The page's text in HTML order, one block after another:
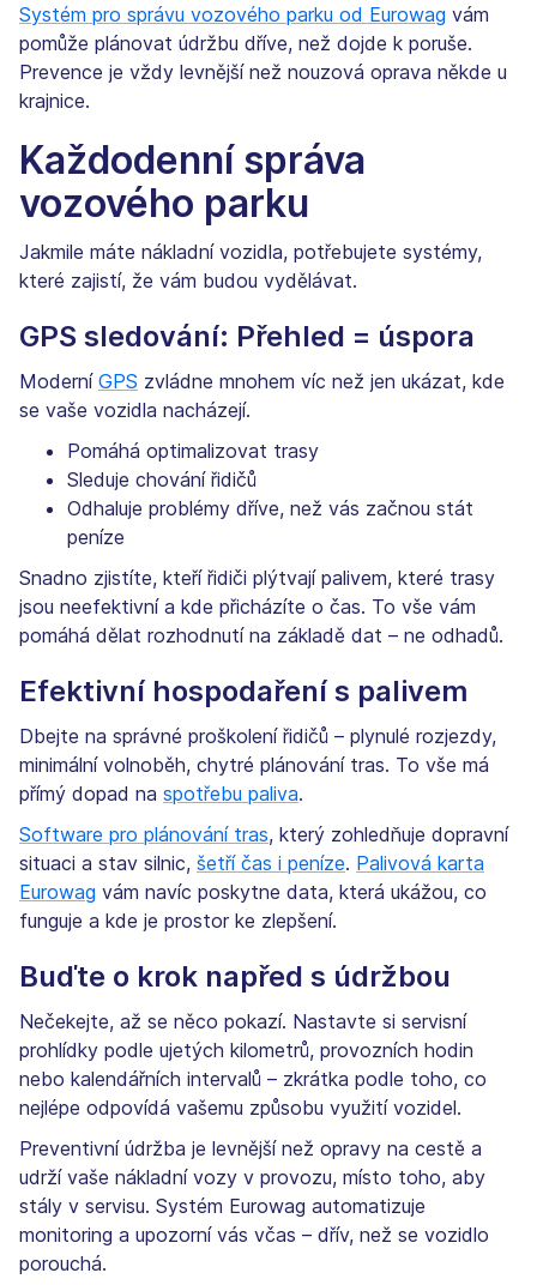
Systém pro správu vozového parku od Eurowag vám
pomůže plánovat údržbu dříve, než dojde k poruše.
Prevence je vždy levnější než nouzová oprava někde u
krajnice.
Každodenní správa
vozového parku
Jakmile máte nákladní vozidla, potřebujete systémy,
které zajistí, že vám budou vydělávat.
GPS sledování: Přehled = úspora
Moderní GPS zvládne mnohem víc než jen ukázat, kde
se vaše vozidla nacházejí.
Pomáhá optimalizovat trasy
Sleduje chování řidičů
Odhaluje problémy dříve, než vás začnou stát
peníze
Snadno zjistíte, kteří řidiči plýtvají palivem, které trasy
jsou neefektivní a kde přicházíte o čas. To vše vám
pomáhá dělat rozhodnutí na základě dat – ne odhadů.
Efektivní hospodaření s palivem
Dbejte na správné proškolení řidičů – plynulé rozjezdy,
minimální volnoběh, chytré plánování tras. To vše má
přímý dopad na spotřebu paliva.
Software pro plánování tras, který zohledňuje dopravní
situaci a stav silnic, šetří čas i peníze. Palivová karta
Eurowag vám navíc poskytne data, která ukážou, co
funguje a kde je prostor ke zlepšení.
Buďte o krok napřed s údržbou
Nečekejte, až se něco pokazí. Nastavte si servisní
prohlídky podle ujetých kilometrů, provozních hodin
nebo kalendářních intervalů – zkrátka podle toho, co
nejlépe odpovídá vašemu způsobu využití vozidel.
Preventivní údržba je levnější než opravy na cestě a
udrží vaše nákladní vozy v provozu, místo toho, aby
stály v servisu. Systém Eurowag automatizuje
monitoring a upozorní vás včas – dřív, než se vozidlo
porouchá.